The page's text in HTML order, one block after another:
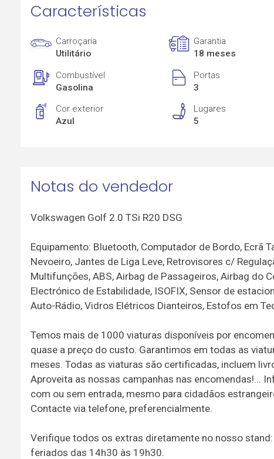
Características
Carroçaria
Utilitário
Garantia
18 meses
Combustível
Gasolina
Portas
3
Cor exterior
Azul
Lugares
5
Notas do vendedor
Volkswagen Golf 2.0 TSi R20 DSG
Equipamento: Bluetooth, Computador de Bordo, Ecrã
Nevoeiro, Jantes de Liga Leve, Retrovisores c/
Multifunções, ABS, Airbag de Passageiros, Airbag do
Electrónico de Estabilidade, ISOFIX, Sensor de
Auto-Rádio, Vidros Elétricos Dianteiros, Estofos em
Temos mais de 1000 viaturas disponíveis por
quase a preço do custo. Garantimos em todas as
meses. Todas as viaturas são certificadas, incluem
Aproveita as nossas campanhas nas encomendas!...
com ou sem entrada, mesmo para cidadãos
Contacte via telefone, preferencialmente.
Verifique todos os extras diretamente no nosso
feriados das 14h30 às 19h30.